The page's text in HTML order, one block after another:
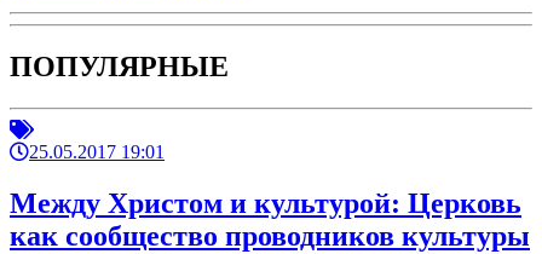
ПОПУЛЯРНЫЕ
25.05.2017 19:01
Между Христом и культурой: Церковь
как сообщество проводников культуры